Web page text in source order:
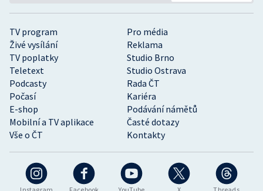
TV program
Pro média
Živé vysílání
Reklama
TV poplatky
Studio Brno
Teletext
Studio Ostrava
Podcasty
Rada ČT
Počasí
Kariéra
E-shop
Podávání námětů
Mobilní a TV aplikace
Časté dotazy
Vše o ČT
Kontakty